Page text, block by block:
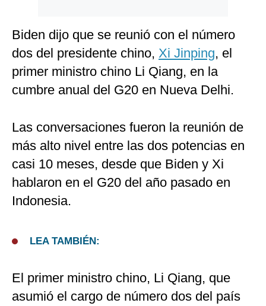
Biden dijo que se reunió con el número
dos del presidente chino, Xi Jinping, el
primer ministro chino Li Qiang, en la
cumbre anual del G20 en Nueva Delhi.
Las conversaciones fueron la reunión de
más alto nivel entre las dos potencias en
casi 10 meses, desde que Biden y Xi
hablaron en el G20 del año pasado en
Indonesia.
LEA TAMBIÉN:
El primer ministro chino, Li Qiang, que
asumió el cargo de número dos del país